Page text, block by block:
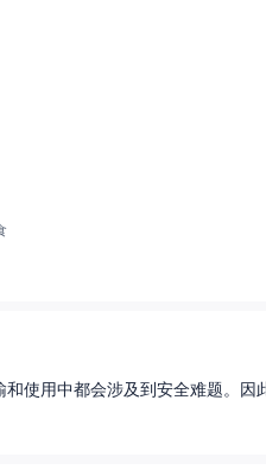
使用中都会涉及到安全难题。因